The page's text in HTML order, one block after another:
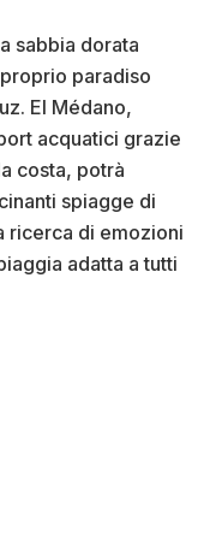
sabbia dorata
paradiso
El Médano,
acquatici grazie
costa, potrà
spiagge di
ricerca di emozioni
adatta a tutti